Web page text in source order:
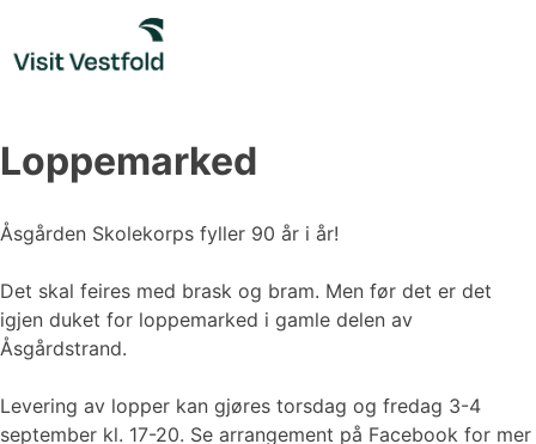
content
Loppemarked
Åsgården Skolekorps fyller 90 år i år!
Det skal feires med brask og bram. Men før det er det
igjen duket for loppemarked i gamle delen av
Åsgårdstrand.
Levering av lopper kan gjøres torsdag og fredag 3-4
september kl. 17-20. Se arrangement på Facebook for mer